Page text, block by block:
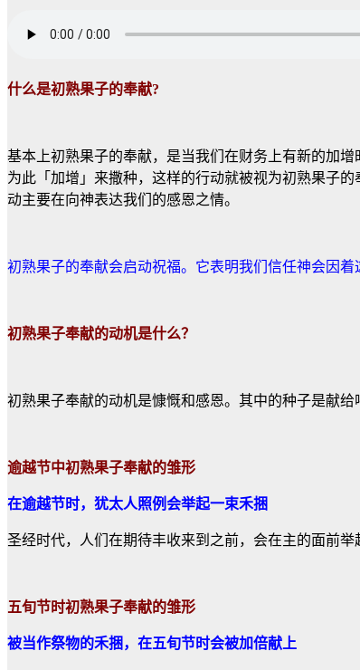
什么是初熟果子的奉献?
基本上初熟果子的奉献，是当我们在财务上有新的加
为此「加增」来撒种，这样的行动就被视为初熟果子
动主要在向神表达我们的感恩之情。
初熟果子的奉献会启动祝福。它表明我们信任神会因着
初熟果子奉献的动机是什么？
初熟果子奉献的动机是慷慨和感恩。其中的种子是献
逾越节中初熟果子奉献的雏形
在逾越节时，犹太人照例会举起一束禾捆
圣经时代，人们在期待丰收来到之前，会在主的面前
五旬节时初熟果子奉献的雏形
被当作祭物的禾捆，在五旬节时会被加倍献上